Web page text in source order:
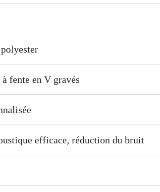
fente en V gravés
efficace, réduction du bruit